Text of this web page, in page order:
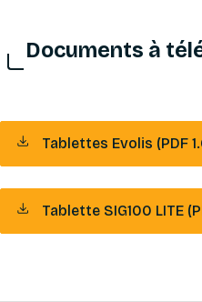
Documents à
Tablettes Evolis (PDF
Tablette SIG100 LITE